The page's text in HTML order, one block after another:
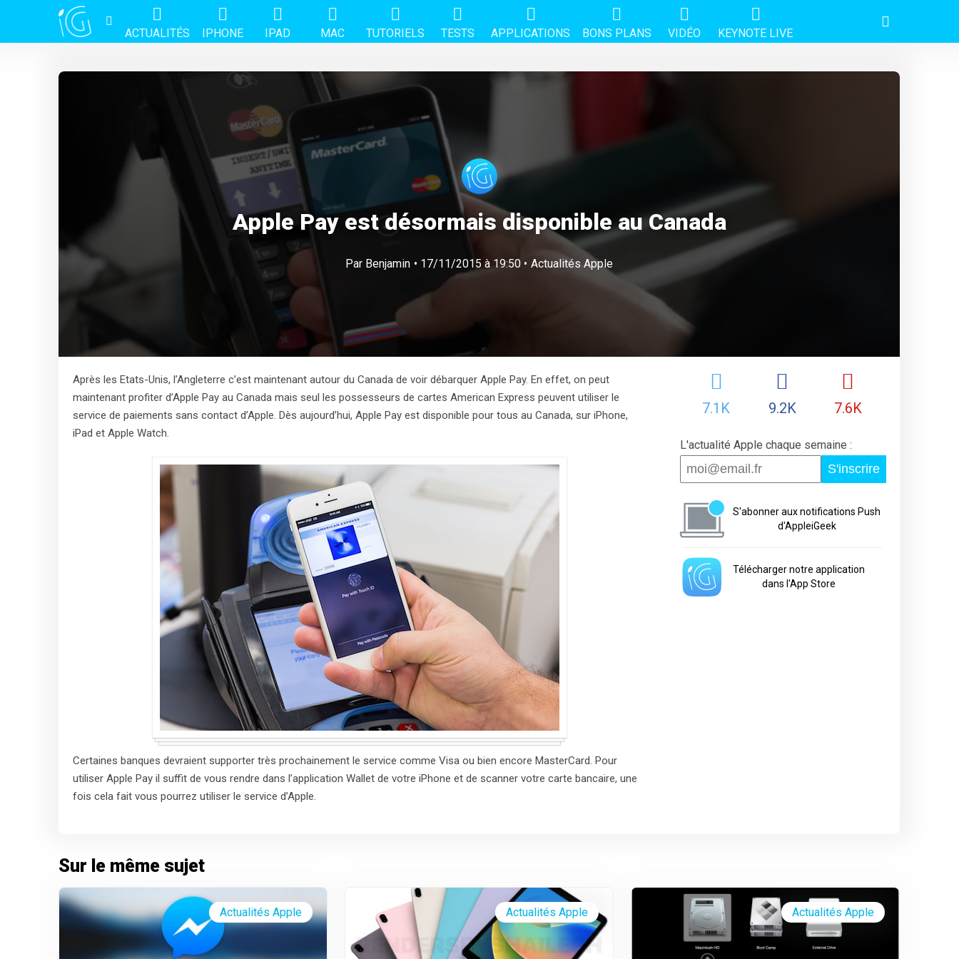
ACTUALITÉS IPHONE IPAD MAC TUTORIELS TESTS APPLICATIONS BONS PLANS VIDÉO KEYNOTE LIVE
Apple Pay est désormais disponible au Canada
Par Benjamin • 17/11/2015 à 19:50 • Actualités Apple
Après les Etats-Unis, l’Angleterre c’est maintenant autour du Canada de voir débarquer Apple Pay. En effet, on peut
maintenant profiter d’Apple Pay au Canada mais seul les possesseurs de cartes American Express peuvent utiliser le
service de paiements sans contact d’Apple. Dès aujourd’hui, Apple Pay est disponible pour tous au Canada, sur iPhone,
iPad et Apple Watch.
Certaines banques devraient supporter très prochainement le service comme Visa ou bien encore MasterCard. Pour
utiliser Apple Pay il suffit de vous rendre dans l’application Wallet de votre iPhone et de scanner votre carte bancaire, une
fois cela fait vous pourrez utiliser le service d’Apple.
7.1K 9.2K 7.6K
L'actualité Apple chaque semaine :
S'inscrire
S'abonner aux notifications Push
d'AppleiGeek
Télécharger notre application
dans l'App Store
Sur le même sujet
Actualités Apple Actualités Apple Actualités Apple